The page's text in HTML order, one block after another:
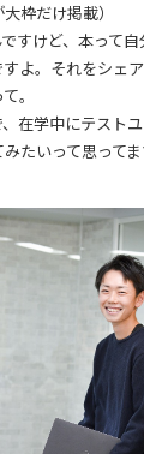
枠だけ掲載）
すけど、本って
よ。それをシェ
。
在学中にテスト
たいって思ってま